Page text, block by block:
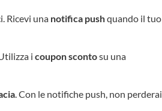
Ricevi una notifica pushquando il tuo
icoupon scontosu una
. Con le notifiche push, non perderai